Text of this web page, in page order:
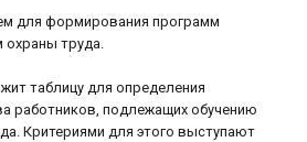
для формирования программ
охраны труда.
таблицу для определения
работников, подлежащих обучению
Критериями для этого выступают